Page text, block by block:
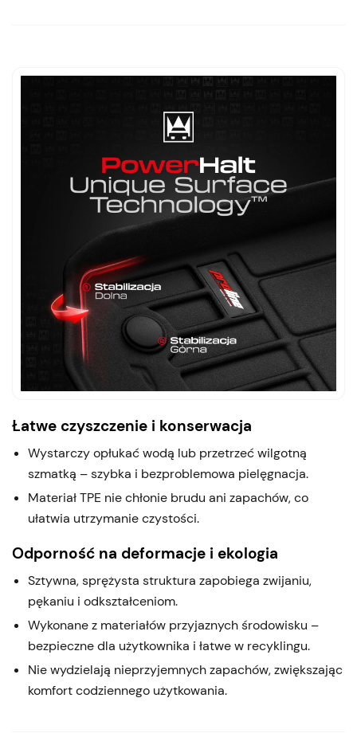
Łatwe czyszczenie i konserwacja
Wystarczy opłukać wodą lub przetrzeć wilgotną
szmatką – szybka i bezproblemowa pielęgnacja.
Materiał TPE nie chłonie brudu ani zapachów, co
ułatwia utrzymanie czystości.
Odporność na deformacje i ekologia
Sztywna, sprężysta struktura zapobiega zwijaniu,
pękaniu i odkształceniom.
Wykonane z materiałów przyjaznych środowisku –
bezpieczne dla użytkownika i łatwe w recyklingu.
Nie wydzielają nieprzyjemnych zapachów, zwiększając
komfort codziennego użytkowania.